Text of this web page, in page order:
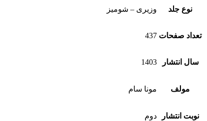
نوع جلد وزیری – شومیز
تعداد صفحات 437
سال انتشار 1403
مولف مونا سام
نوبت انتشار دوم